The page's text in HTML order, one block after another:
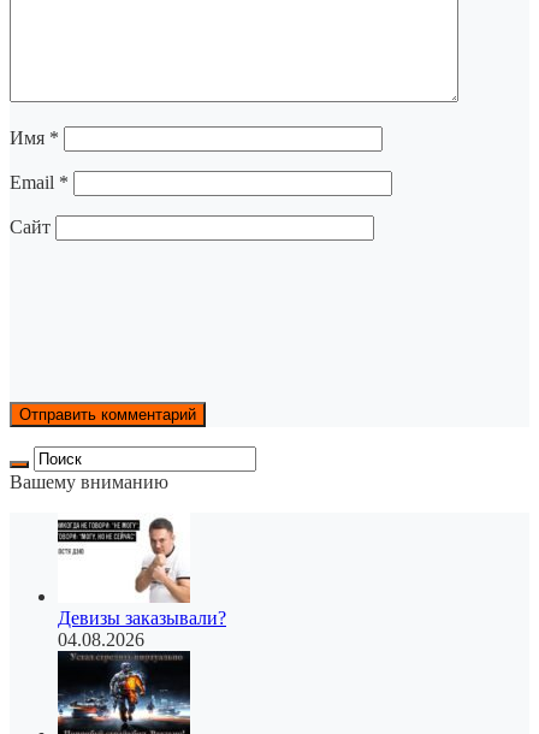
Имя *
Email *
Сайт
Вашему вниманию
Девизы заказывали?
04.08.2026